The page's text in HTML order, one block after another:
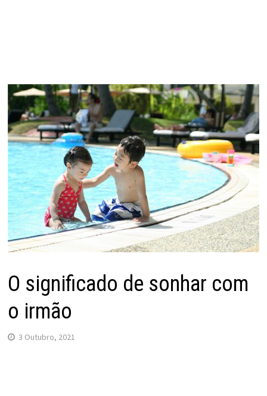
O significado de sonhar com
o irmão
3 Outubro, 2021